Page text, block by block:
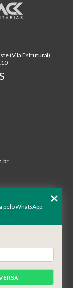
(Vila Estrutural)
pelo WhatsApp